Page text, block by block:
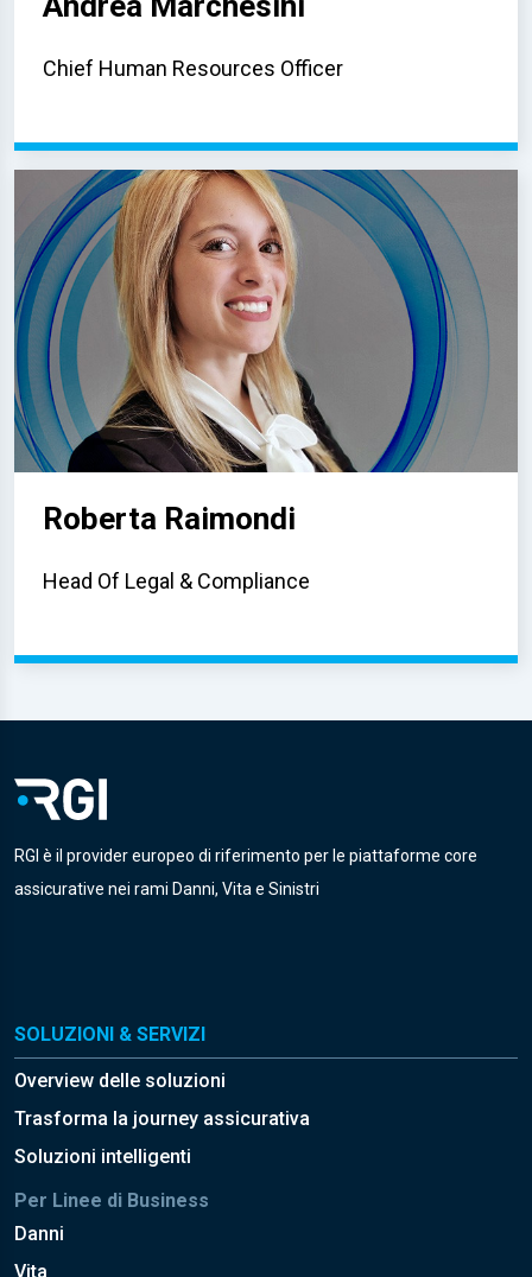
Chief Human Resources Officer
Roberta Raimondi
Head Of Legal & Compliance
RGI è il provider europeo di riferimento per le piattaforme core
assicurative nei rami Danni, Vita e Sinistri
SOLUZIONI & SERVIZI
Overview delle soluzioni
Trasforma la journey assicurativa
Soluzioni intelligenti
Per Linee di Business
Danni
Vita